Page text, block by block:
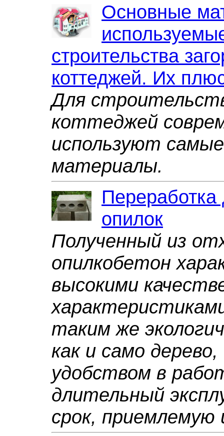
Основные
строительства
коттеджей. Их
Для
коттеджей
используют
материалы.
опилок
Полученный из
опилкобетон
высокими
таким же
как и само
удобством в
длительный
срок, приемлемую